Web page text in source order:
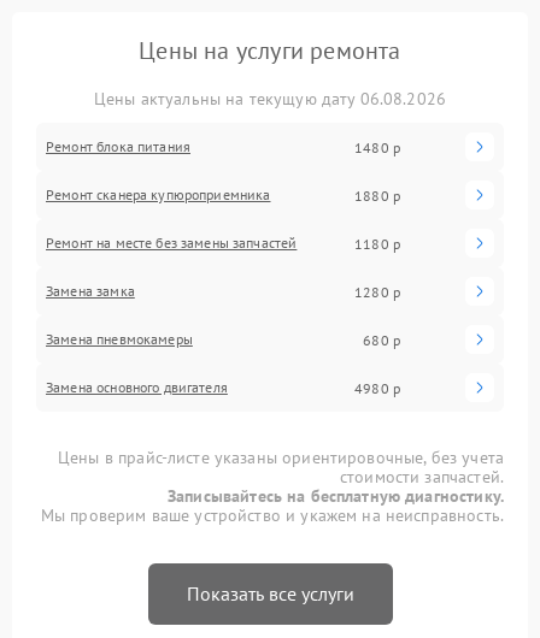
Цены на услуги ремонта
Цены актуальны на текущую дату 06.08.2026
Ремонт блока питания 1480 р
Ремонт сканера купюроприемника 1880 р
Ремонт на месте без замены запчастей 1180 р
Замена замка 1280 р
Замена пневмокамеры 680 р
Замена основного двигателя 4980 р
Цены в прайс-листе указаны ориентировочные, без учета
стоимости запчастей.
Записывайтесь на бесплатную диагностику.
Мы проверим ваше устройство и укажем на неисправность.
Показать все услуги